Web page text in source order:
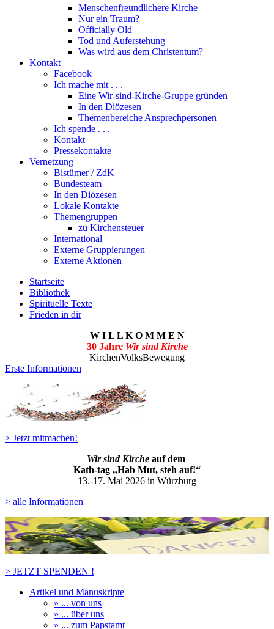
Menschenfreundlichere Kirche
Nur ein Traum?
Officially Old
Tod und Auferstehung
Was wird aus dem Christentum?
Kontakt
Facebook
Ich mache mit . . .
Eine Wir-sind-Kirche-Gruppe gründen
In den Diözesen
Themenbereiche Ansprechpersonen
Ich spende . . .
Kontakt
Pressekontakte
Vernetzung
Bistümer / ZdK
Bundesteam
In den Diözesen
Lokale Kontakte
Themengruppen
zu Kirchensteuer
International
Externe Gruppierungen
Externe Aktionen
Startseite
Bibliothek
Spirituelle Texte
Frieden in dir
W I L L K O M M E N
30 Jahre Wir sind Kirche
KirchenVolksBewegung
Erste Informationen
> Jetzt mitmachen!
Wir sind Kirche auf dem
Kath-tag „Hab Mut, steh auf!“
13.-17. Mai 2026 in Würzburg
> alle Informationen
> JETZT SPENDEN !
Artikel und Manuskripte
» ... von uns
» ... über uns
» ... zum Papstamt